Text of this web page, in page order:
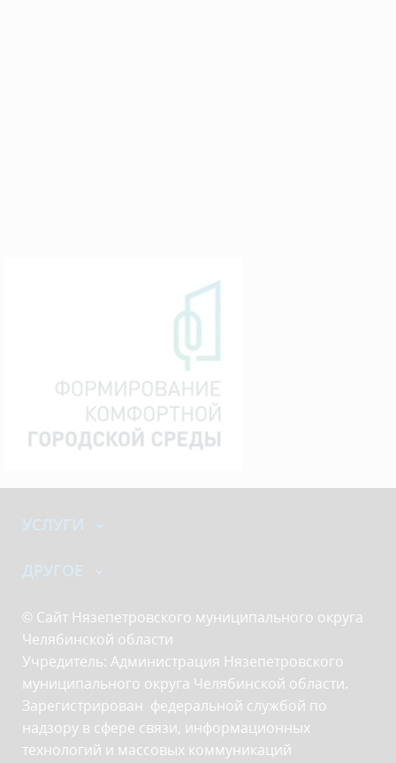
УСЛУГИ
ДРУГОЕ
© Сайт Нязепетровского муниципального округа
Челябинской области
Учредитель: Администрация Нязепетровского
муниципального округа Челябинской области.
Зарегистрирован федеральной службой по
надзору в сфере связи, информационных
технологий и массовых коммуникаций